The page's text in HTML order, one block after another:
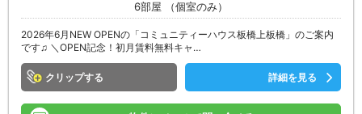
6部屋 （個室のみ）
2026年6月NEW OPENの「コミュニティーハウス板橋上板橋」のご案内
です♫ ＼OPEN記念！初月賃料無料キャ…
クリップ 詳細を見る